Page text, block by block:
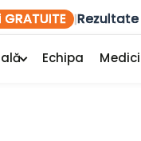
|
Echipa